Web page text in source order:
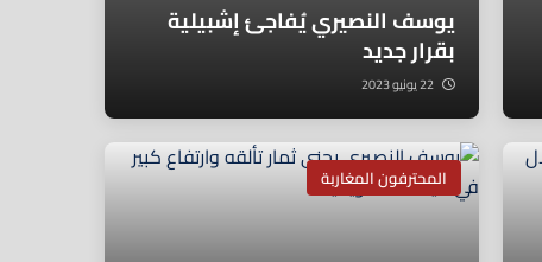
يوسف النصيري يُفاجئ إشبيلية
بقرار جديد
المحترفون المغاربة